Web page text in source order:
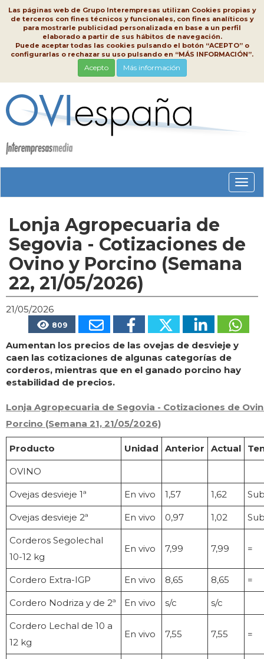
Las páginas web de Grupo Interempresas utilizan Cookies propias y
de terceros con fines técnicos y funcionales, con fines analíticos y
para mostrarle publicidad personalizada en base a un perfil
elaborado a partir de sus hábitos de navegación.
Puede aceptar todas las cookies pulsando el botón “ACEPTO” o
configurarlas o rechazar su uso pulsando en “MÁS INFORMACIÓN”.
Acepto Más información
Lonja Agropecuaria de
Segovia - Cotizaciones de
Ovino y Porcino (Semana
22, 21/05/2026)
21/05/2026
809
Aumentan los precios de las ovejas de desvieje y
caen las cotizaciones de algunas categorías de
corderos, mientras que en el ganado porcino hay
estabilidad de precios.
Lonja Agropecuaria de Segovia - Cotizaciones de
Porcino (Semana 21, 21/05/2026)
Producto Unidad Anterior Actual
OVINO
Ovejas desvieje 1ª En vivo 1,57 1,62
Ovejas desvieje 2ª En vivo 0,97 1,02
Corderos Segolechal
10-12 kg
En vivo 7,99 7,99 =
Cordero Extra-IGP En vivo 8,65 8,65 =
Cordero Nodriza y de 2ª En vivo s/c s/c
Cordero Lechal de 10 a
12 kg
En vivo 7,55 7,55 =